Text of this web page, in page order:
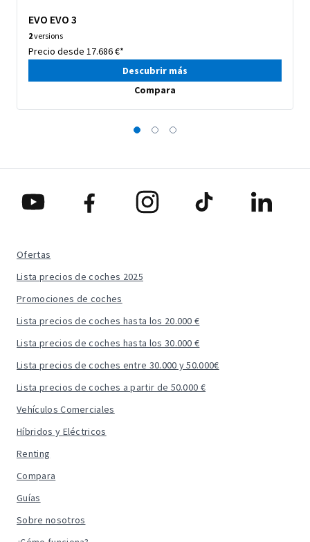
EVO EVO 3
2versions
Precio desde 17.686 €*
Descubrir más
Compara
Ofertas
Lista precios de coches 2025
Promociones de coches
Lista precios de coches hasta los 20.000 €
Lista precios de coches hasta los 30.000 €
Lista precios de coches entre 30.000 y 50.000€
Lista precios de coches a partir de 50.000 €
Vehículos Comerciales
Híbridos y Eléctricos
Renting
Compara
Guías
Sobre nosotros